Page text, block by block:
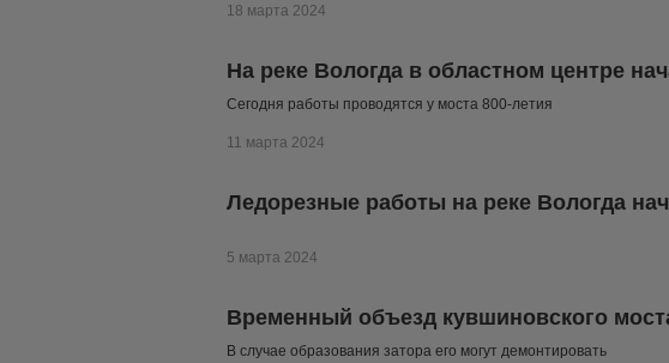
18 марта 2024
На реке Вологда в областном центре
Сегодня работы проводятся у моста 800-летия
11 марта 2024
Ледорезные работы на реке Вологда
5 марта 2024
Временный объезд кувшиновского
В случае образования затора его могут демонтировать